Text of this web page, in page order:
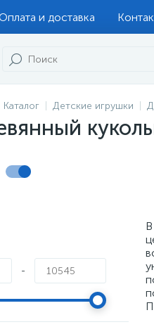
и доставка
Каталог Детские игрушки
-